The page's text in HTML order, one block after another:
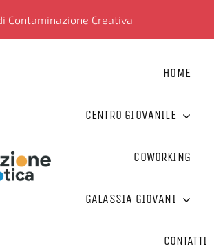
Contaminazione Creativa
HOME
CENTRO GIOVANILE
COWORKING
GALASSIA GIOVANI
CONTATTI